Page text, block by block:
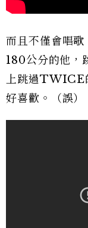
而且不僅會唱
180公分的他，
上跳過
好喜歡。（誤）